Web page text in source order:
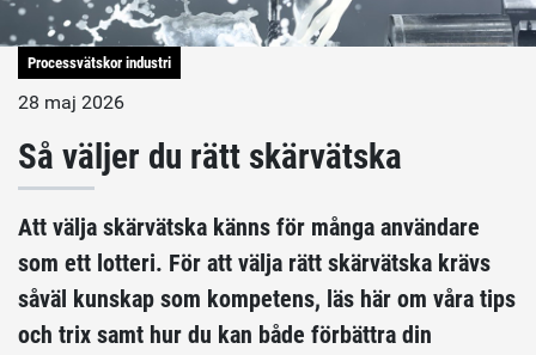
Processvätskor industri
28 maj 2026
Så väljer du rätt skärvätska
Att välja skärvätska känns för många användare
som ett lotteri. För att välja rätt skärvätska krävs
såväl kunskap som kompetens, läs här om våra tips
och trix samt hur du kan både förbättra din